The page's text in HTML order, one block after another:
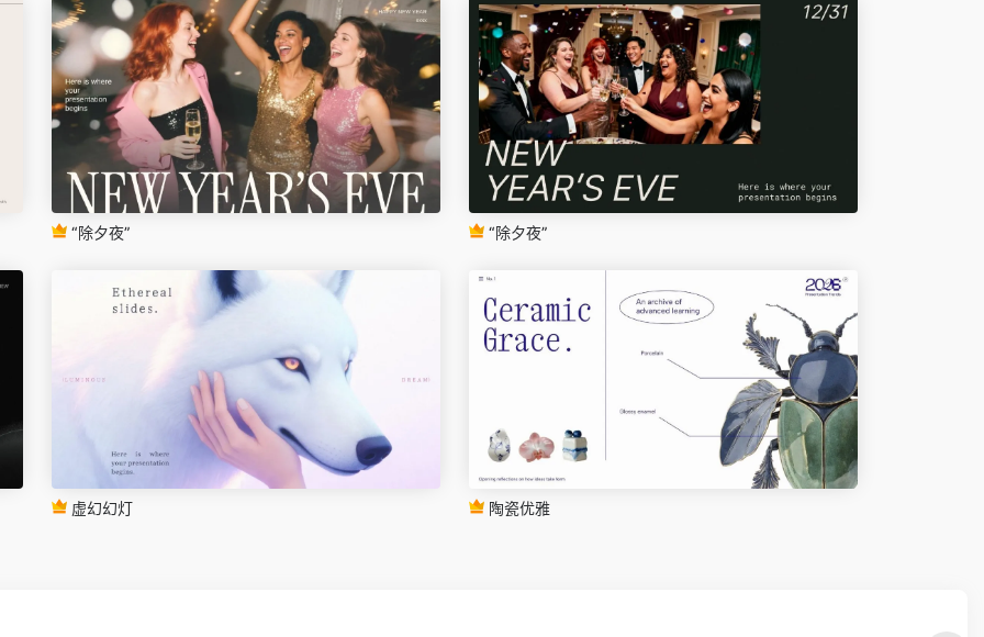
“除夕夜” “除夕夜”
虚幻幻灯 陶瓷优雅